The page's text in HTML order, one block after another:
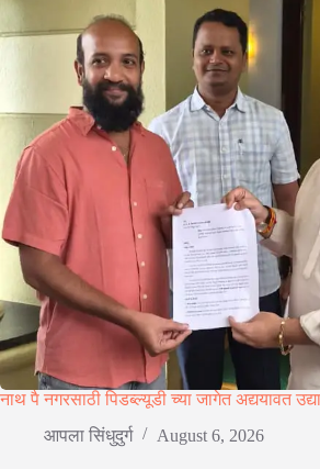
नाथ पै नगरसाठी पिडब्ल्यूडी च्या जागेत अद्ययावत
आपला सिंधुदुर्ग
August 6, 2026